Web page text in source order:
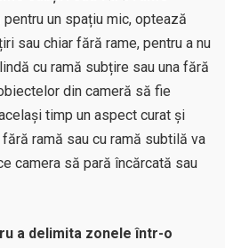
un spațiu mic, optează
sau chiar fără rame, pentru a nu
cu ramă subțire sau una fără
din cameră să fie
timp un aspect curat și
ramă sau cu ramă subtilă va
camera să pară încărcată sau
a delimita zonele într-o